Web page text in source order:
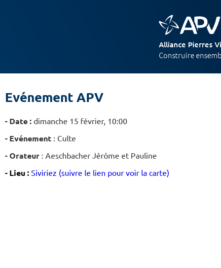
Alliance Pierres
Construire
Evénement APV
- Date : dimanche 15 février, 10:00
- Evénement : Culte
- Orateur : Aeschbacher Jérôme et Pauline
- Lieu : Siviriez (suivre le lien pour voir la carte)